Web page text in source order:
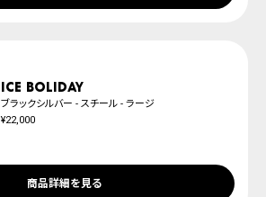
ICE boliday
ブラックシルバー - スチール - ラージ
¥22,000
商品詳細を見る